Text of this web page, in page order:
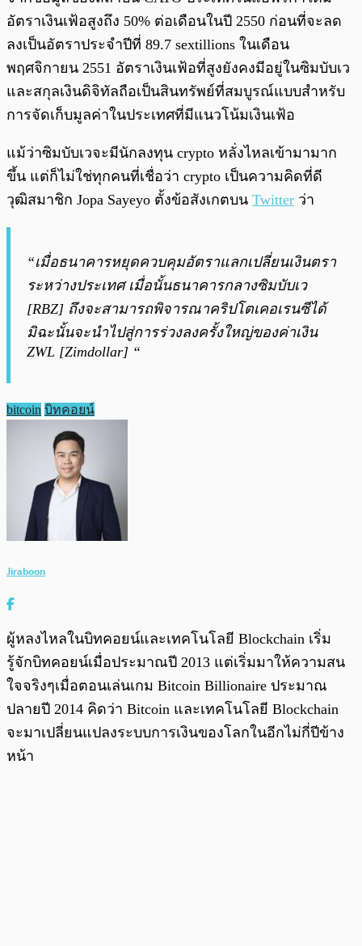
อัตราเงินเฟ้อสูงถึง 50% ต่อเดือนในปี 2550 ก่อนที่จะลด
ลงเป็นอัตราประจำปีที่ 89.7 sextillions ในเดือน
พฤศจิกายน 2551 อัตราเงินเฟ้อที่สูงยังคงมีอยู่ในซิมบับเว
และสกุลเงินดิจิทัลถือเป็นสินทรัพย์ที่สมบูรณ์แบบสำหรับ
การจัดเก็บมูลค่าในประเทศที่มีแนวโน้มเงินเฟ้อ
แม้ว่าซิมบับเวจะมีนักลงทุน crypto หลั่งไหลเข้ามามาก
ขึ้น แต่ก็ไม่ใช่ทุกคนที่เชื่อว่า crypto เป็นความคิดที่ดี
วุฒิสมาชิก Jopa Sayeyo ตั้งข้อสังเกตบน Twitter ว่า
“เมื่อธนาคารหยุดควบคุมอัตราแลกเปลี่ยนเงินตรา
ระหว่างประเทศ เมื่อนั้นธนาคารกลางซิมบับเว
[RBZ] ถึงจะสามารถพิจารณาคริปโตเคอเรนซีได้
มิฉะนั้นจะนำไปสู่การร่วงลงครั้งใหญ่ของค่าเงิน
ZWL [Zimdollar] “
bitcoin บิทคอยน์
Jiraboon
ผู้หลงไหลในบิทคอยน์และเทคโนโลยี Blockchain เริ่ม
รู้จักบิทคอยน์เมื่อประมาณปี 2013 แต่เริ่มมาให้ความสน
ใจจริงๆเมื่อตอนเล่นเกม Bitcoin Billionaire ประมาณ
ปลายปี 2014 คิดว่า Bitcoin และเทคโนโลยี Blockchain
จะมาเปลี่ยนแปลงระบบการเงินของโลกในอีกไม่กี่ปีข้าง
หน้า